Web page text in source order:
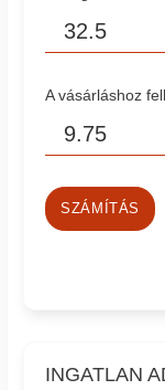
A vásárláshoz
SZÁMÍTÁS
INGATLAN